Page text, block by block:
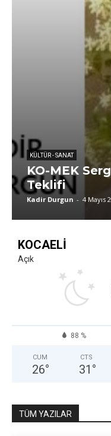
KÜLTÜR - SANAT
KO-MEK
Teklifi
Kadir Durgun - 4 Mayıs
KOCAELI
Açık
88 %
CUM
26°
CTS
31 °
TÜM YAZILAR